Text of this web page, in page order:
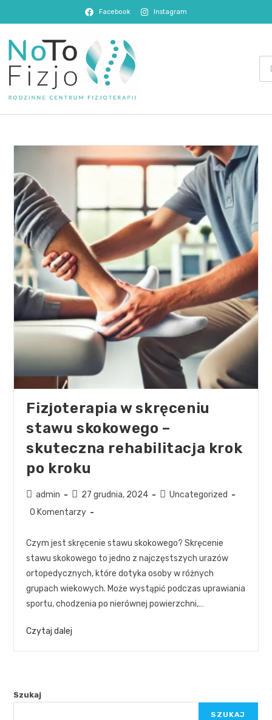
Facebook Instagram
Fizjoterapia w skręceniu
stawu skokowego –
skuteczna rehabilitacja krok
po kroku
admin 27 grudnia, 2024
Uncategorized
0 Komentarzy
Czym jest skręcenie stawu skokowego? Skręcenie
stawu skokowego to jedno z najczęstszych urazów
ortopedycznych, które dotyka osoby w różnych
grupach wiekowych. Może wystąpić podczas uprawiania
sportu, chodzenia po nierównej powierzchni,…
Czytaj dalej
Szukaj
SZUKAJ